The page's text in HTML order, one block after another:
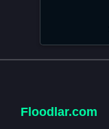
Floodlar.com